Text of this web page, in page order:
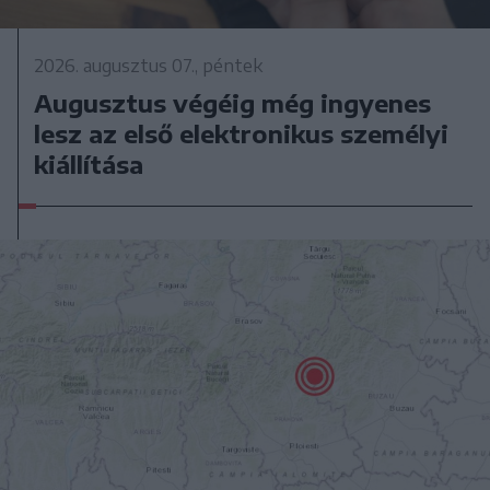
2026. augusztus 07., péntek
Augusztus végéig még ingyenes
lesz az első elektronikus személyi
kiállítása